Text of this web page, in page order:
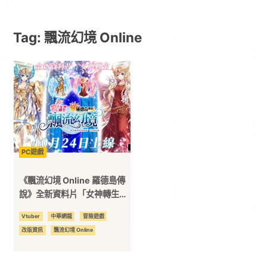
遊
戲
｜
動
漫
二
Tag: 飄流幻境 Online
PC遊戲
《飄流幻境 Online 羅德島傳
說》全新資料片「女神轉生」
「諾o 犽」登場！
Vtuber 中華網龍 冒險遊戲
改版資訊 飄流幻境 Online